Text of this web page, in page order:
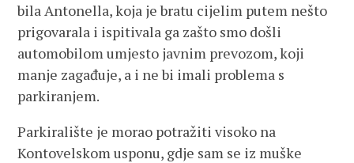
bila Antonella, koja je bratu cijelim putem nešto
prigovarala i ispitivala ga zašto smo došli
automobilom umjesto javnim prevozom, koji
manje zagađuje, a i ne bi imali problema s
parkiranjem.
Parkiralište je morao potražiti visoko na
Kontovelskom usponu, gdje sam se iz muške